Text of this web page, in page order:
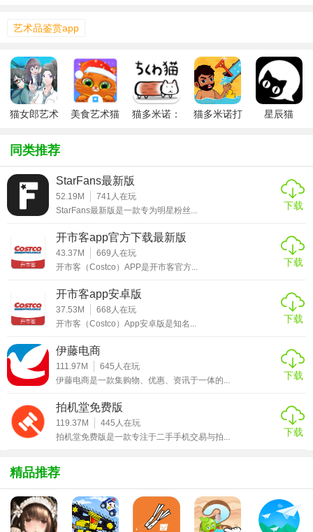
【艺术猫技巧】
家。
2. 创作工具：利用各种画笔、滤镜和编辑工具，创作出独特
的艺术作品。
3. 社区互动：加入感兴趣的社区，与其他用户交流创作心得
和技巧。
4. 学习资源：浏览教程和文章，提升艺术创作技能和知识。
【艺术猫内容】
1. 艺术作品库：包含丰富的艺术作品，涵盖各种风格和流
派。
2. 艺术家目录：展示全球各地的艺术家及其作品，提供详细
3. 创作工具库：提供多种画笔、颜色、滤镜和编辑工具，满
足各种创作需求。
4. 社区活动：组织各类艺术活动，如展览、比赛和研讨会，
【艺术猫用法】
艺术品鉴赏app
猫女郎艺术
美食艺术猫
猫多米诺：
猫多米诺打
星辰猫
同类推荐
StarFans最新版
52.19M 741 人在玩
StarFans最新版是一款专为明星粉丝...
下载
开市客app官方下载最新版
43.37M 669 人在玩
开市客（Costco）APP是开市客官方...
下载
开市客app安卓版
37.53M 668 人在玩
开市客（Costco）App安卓版是知名...
下载
伊藤电商
111.97M 645 人在玩
伊藤电商是一款集购物、优惠、资讯于一体的...
下载
拍机堂免费版
119.37M 445 人在玩
拍机堂免费版是一款专注于二手手机交易与拍...
下载
精品推荐